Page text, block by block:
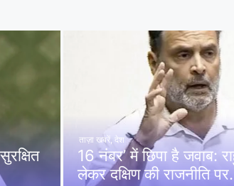
ताज़ा खबरें देश
16 नंबर’ में छिपा है जवाब:
लेकर दक्षिण की राजनीति